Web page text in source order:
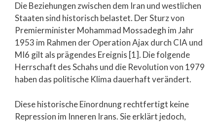
Die Beziehungen zwischen dem Iran und westlichen
Staaten sind historisch belastet. Der Sturz von
Premierminister Mohammad Mossadegh im Jahr
1953 im Rahmen der Operation Ajax durch CIA und
MI6 gilt als prägendes Ereignis [1]. Die folgende
Herrschaft des Schahs und die Revolution von 1979
haben das politische Klima dauerhaft verändert.
Diese historische Einordnung rechtfertigt keine
Repression im Inneren Irans. Sie erklärt jedoch,